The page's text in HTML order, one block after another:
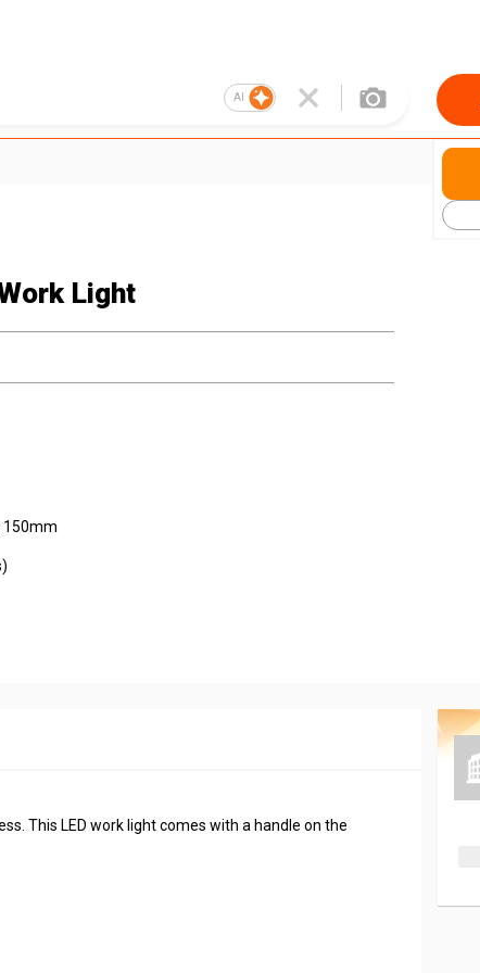
AI
Light
150mm
This LED work light comes with a handle on the